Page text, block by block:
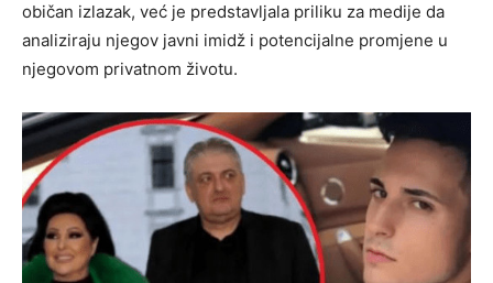
običan izlazak, već je predstavljala priliku za medije da
analiziraju njegov javni imidž i potencijalne promjene u
njegovom privatnom životu.